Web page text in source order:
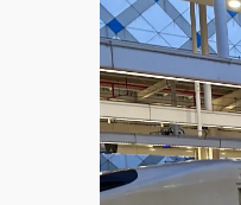
白海豚挾豪